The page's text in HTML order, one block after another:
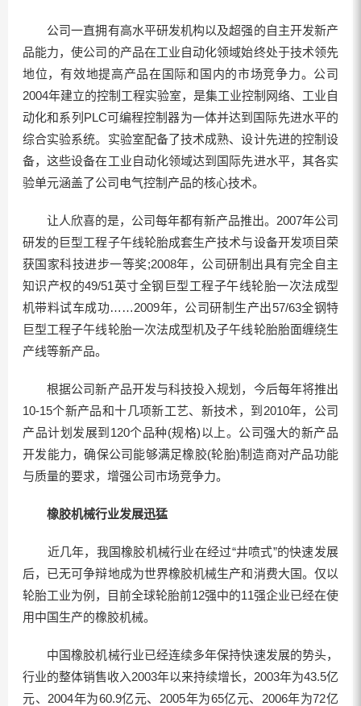
公司一直拥有高水平研发机构以及超强的自主开发新产
品能力，使公司的产品在工业自动化领域始终处于技术领先
地位，有效地提高产品在国际和国内的市场竞争力。公司
2004年建立的控制工程实验室，是集工业控制网络、工业自
动化和系列PLC可编程控制器为一体并达到国际先进水平的
综合实验系统。实验室配备了技术成熟、设计先进的控制设
备，这些设备在工业自动化领域达到国际先进水平，其各实
验单元涵盖了公司电气控制产品的核心技术。
让人欣喜的是，公司每年都有新产品推出。2007年公司
研发的巨型工程子午线轮胎成套生产技术与设备开发项目荣
获国家科技进步一等奖;2008年，公司研制出具有完全自主
知识产权的49/51英寸全钢巨型工程子午线轮胎一次法成型
机带料试车成功……2009年，公司研制生产出57/63全钢特
巨型工程子午线轮胎一次法成型机及子午线轮胎胎面缠绕生
产线等新产品。
根据公司新产品开发与科技投入规划，今后每年将推出
10-15个新产品和十几项新工艺、新技术，到2010年，公司
产品计划发展到120个品种(规格)以上。公司强大的新产品
开发能力，确保公司能够满足橡胶(轮胎)制造商对产品功能
与质量的要求，增强公司市场竞争力。
橡胶机械行业发展迅猛
近几年，我国橡胶机械行业在经过“井喷式”的快速发展
后，已无可争辩地成为世界橡胶机械生产和消费大国。仅以
轮胎工业为例，目前全球轮胎前12强中的11强企业已经在使
用中国生产的橡胶机械。
中国橡胶机械行业已经连续多年保持快速发展的势头，
行业的整体销售收入2003年以来持续增长，2003年为43.5亿
元、2004年为60.9亿元、2005年为65亿元、2006年为72亿